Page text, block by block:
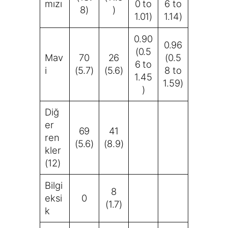
mızı
8)
)
0 to
1.01)
6 to
1.14)
Mav
i
70
(5.7)
26
(5.6)
0.90
(0.5
6 to
1.45
)
0.96
(0.5
8 to
1.59)
Diğ
er
ren
kler
(12)
69
(5.6)
41
(8.9)
Bilgi
eksi
k
0
8
(1.7)